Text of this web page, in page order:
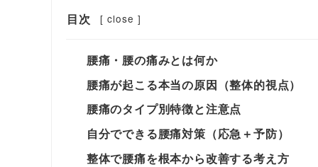
目次 [ close ]
腰痛・腰の痛みとは何か
腰痛が起こる本当の原因（整体的視点）
腰痛のタイプ別特徴と注意点
自分でできる腰痛対策（応急＋予防）
整体で腰痛を根本から改善する考え方